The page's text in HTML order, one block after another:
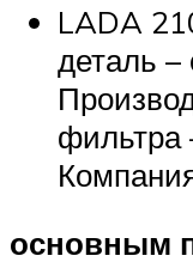
LADA
деталь –
фильтра
основным